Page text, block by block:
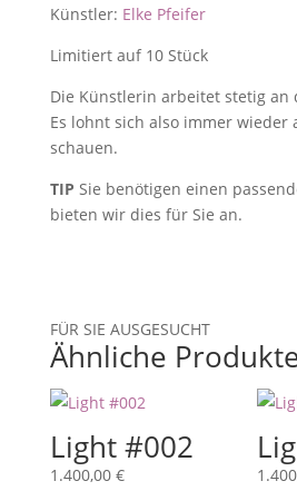
Künstler: Elke Pfeifer
Limitiert auf 10 Stück
Die Künstlerin arbeitet stetig an
Es lohnt sich also immer wieder
schauen.
TIP Sie benötigen einen
bieten wir dies für Sie an.
FÜR SIE AUSGESUCHT
Ähnliche
Light #002
1.400,00 €